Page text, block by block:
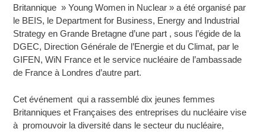
Britannique » Young Women in Nuclear » a été organisé par
le BEIS, le Department for Business, Energy and Industrial
Strategy en Grande Bretagne d’une part , sous l’égide de la
DGEC, Direction Générale de l’Energie et du Climat, par le
GIFEN, WiN France et le service nucléaire de l’ambassade
de France à Londres d’autre part.
Cet événement qui a rassemblé dix jeunes femmes
Britanniques et Françaises des entreprises du nucléaire vise
à promouvoir la diversité dans le secteur du nucléaire,